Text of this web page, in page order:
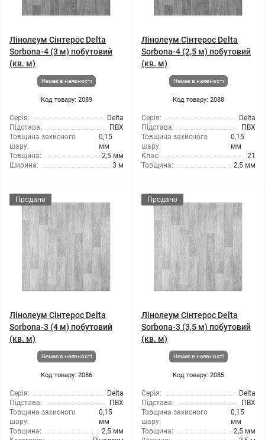
Лінолеум Сінтерос Delta
Sorbona-4 (3 м) побутовий
(кв. м)
Немає в наявності
Код товару: 2089
Серія:
Delta
Підстава:
ПВХ
Товщина захисного
шару:
0,15
мм
Товщина:
2,5 мм
Ширина:
3 м
Лінолеум Сінтерос Delta
Sorbona-4 (2,5 м) побутовий
(кв. м)
Немає в наявності
Код товару: 2088
Серія:
Delta
Підстава:
ПВХ
Товщина захисного
шару:
0,15
мм
Клас:
21
Товщина:
2,5 мм
Продано
Лінолеум Сінтерос Delta
Sorbona-3 (4 м) побутовий
(кв. м)
Немає в наявності
Код товару: 2086
Серія:
Delta
Підстава:
ПВХ
Товщина захисного
шару:
0,15
мм
Товщина:
2,5 мм
Продано
Лінолеум Сінтерос Delta
Sorbona-3 (3,5 м) побутовий
(кв. м)
Немає в наявності
Код товару: 2085
Серія:
Delta
Підстава:
ПВХ
Товщина захисного
шару:
0,15
мм
Товщина:
2,5 мм